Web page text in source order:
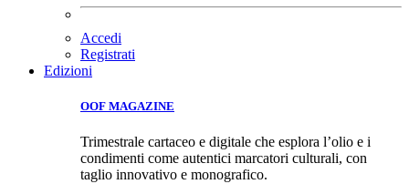
Accedi
Registrati
Edizioni
OOF MAGAZINE
Trimestrale cartaceo e digitale che esplora l’olio e i
condimenti come autentici marcatori culturali, con
taglio innovativo e monografico.